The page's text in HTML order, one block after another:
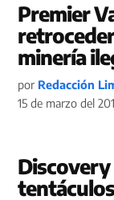
Premier
minería
por Redacción
15 de marzo del
Discovery